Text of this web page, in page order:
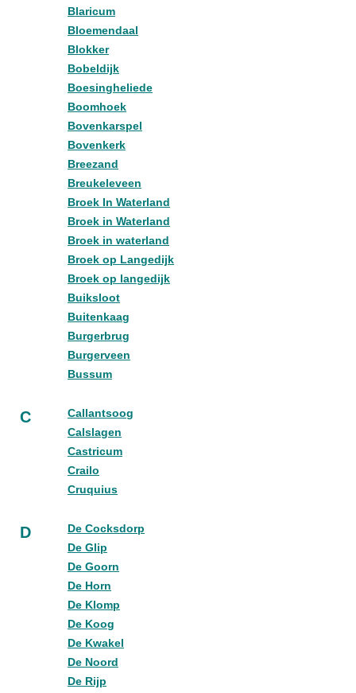
Blaricum
Bloemendaal
Blokker
Bobeldijk
Boesingheliede
Boomhoek
Bovenkarspel
Bovenkerk
Breezand
Breukeleveen
Broek In Waterland
Broek in Waterland
Broek in waterland
Broek op Langedijk
Broek op langedijk
Buiksloot
Buitenkaag
Burgerbrug
Burgerveen
Bussum
C
Callantsoog
Calslagen
Castricum
Crailo
Cruquius
D
De Cocksdorp
De Glip
De Goorn
De Horn
De Klomp
De Koog
De Kwakel
De Noord
De Rijp